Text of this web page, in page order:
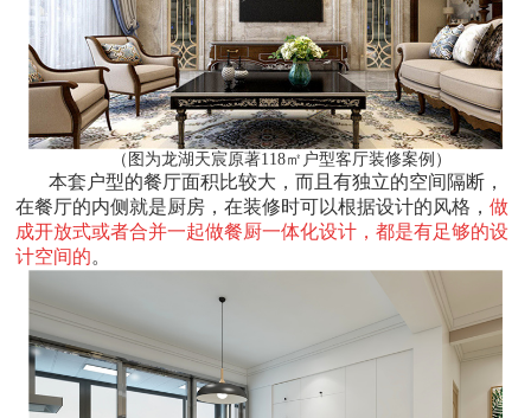
（图为龙湖天宸原著118㎡户型客厅装修案例）
本套户型的餐厅面积比较大，而且有独立的空间隔断，
在餐厅的内侧就是厨房，在装修时可以根据设计的风格，做
成开放式或者合并一起做餐厨一体化设计，都是有足够的设
计空间的。